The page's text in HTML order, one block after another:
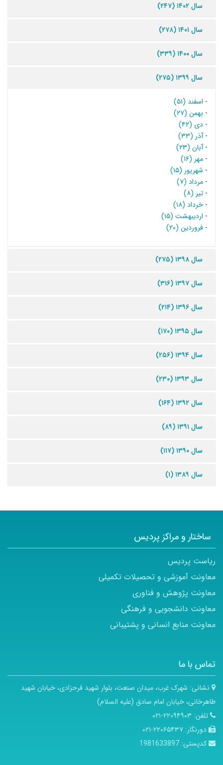
سال ۱۴۰۲ (۲۴۷)
سال ۱۴۰۱ (۲۷۸)
سال ۱۴۰۰ (۳۳۹)
سال ۱۳۹۹ (۲۷۵)
- اسفند (۵۱)
- بهمن (۲۷)
- دی (۴۲)
-آذر (۳۳)
-آبان (۲۳)
- مهر (۱۶)
- شهریور (۱۵)
- مرداد (۷)
- تیر (۸)
- خرداد (۱۸)
- اردیبهشت (۱۵)
- فروردین (۲۰)
سال ۱۳۹۸ (۲۷۵)
سال ۱۳۹۷ (۳۱۶)
سال ۱۳۹۶ (۲۱۴)
سال ۱۳۹۵ (۱۷۰)
سال ۱۳۹۴ (۲۵۶)
سال ۱۳۹۳ (۲۳۰)
سال ۱۳۹۲ (۱۶۴)
سال ۱۳۹۱ (۸۹)
سال ۱۳۹۰ (۱۱۷)
سال ۱۳۸۹ (۱)
ساختار و مراکز پردیس
ریاست پردیس
معاونت آموزشی و تحصیلات تکمیلی
معاونت پژوهش و فناوری
معاونت دانشجویی و فرهنگی
معاونت منابع انسانی و پشتیبانی
تماس با ما
نشانی: شهرک غرب، میدان صنعت، بلوار شهید فرحزادی، خیابان شهید
طاهرخانی، خیابان امام صادق (علیه السلام)
تلفن: ۲۲۰۹۴۹۰۳-۰۲۱
دورنگار: ۲۲۰۶۵۴۳۷-۰۲۱
کدپستی: 1981633897